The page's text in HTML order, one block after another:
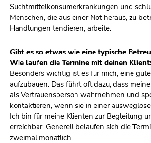
Suchtmittelkonsumerkrankungen und
Menschen, die aus einer Not heraus, zu
Handlungen tendieren, arbeite.
Gibt es so etwas wie eine typische
Wie laufen die Termine mit deinen
Besonders wichtig ist es für mich, eine
aufzubauen. Das führt oft dazu, dass
als Vertrauensperson wahrnehmen und
kontaktieren, wenn sie in einer
Ich bin für meine Klienten zur Begleitung
erreichbar. Generell belaufen sich die
zweimal monatlich.